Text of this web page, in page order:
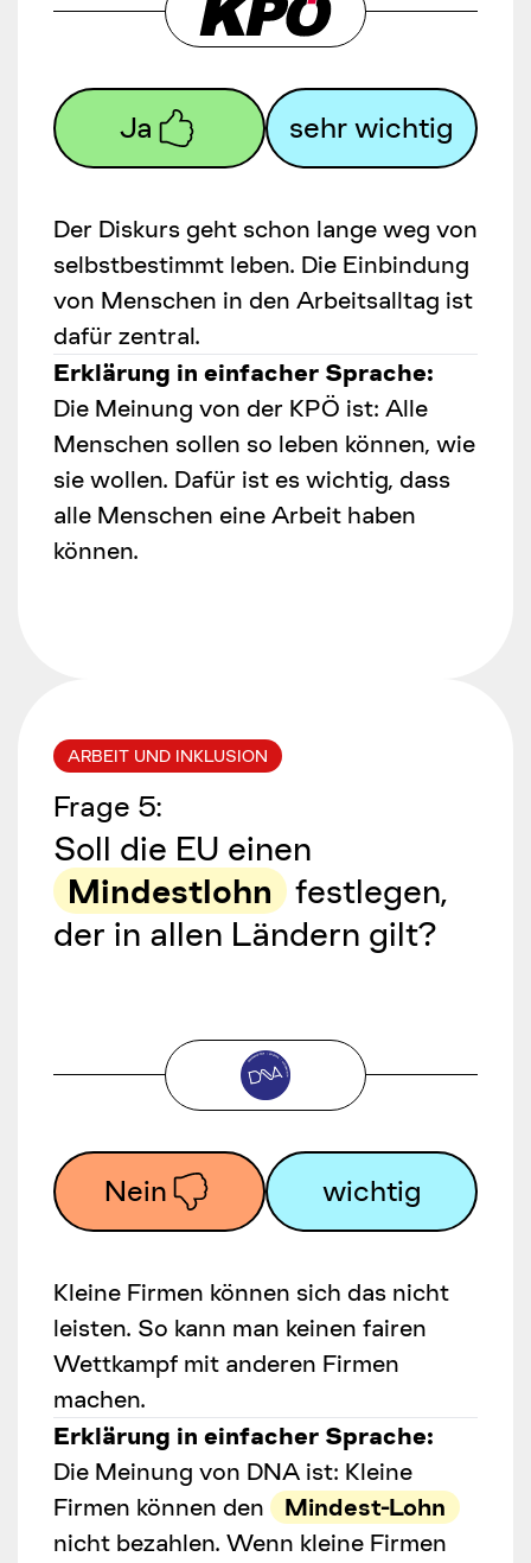
Ja sehr wichtig
Der Diskurs geht schon lange weg von
selbstbestimmt leben. Die Einbindung
von Menschen in den Arbeitsalltag ist
dafür zentral.
Erklärung in einfacher Sprache:
Die Meinung von der KPÖ ist: Alle
Menschen sollen so leben können, wie
sie wollen. Dafür ist es wichtig, dass
alle Menschen eine Arbeit haben
können.
ARBEIT UND INKLUSION
Frage 5:
Soll die EU einen
Mindestlohn festlegen,
der in allen Ländern gilt?
Nein wichtig
Kleine Firmen können sich das nicht
leisten. So kann man keinen fairen
Wettkampf mit anderen Firmen
machen.
Erklärung in einfacher Sprache:
Die Meinung von DNA ist: Kleine
Firmen können den
Mindest-Lohn
nicht bezahlen. Wenn kleine Firmen